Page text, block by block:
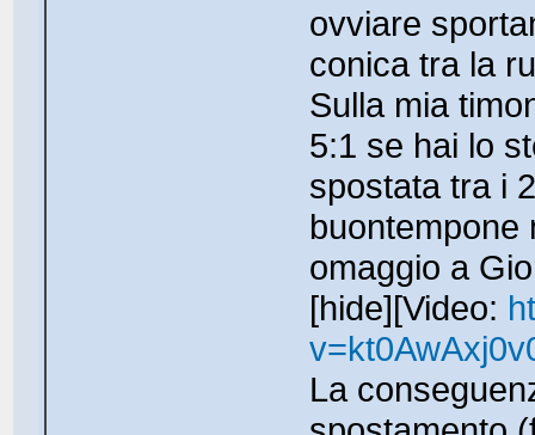
ovviare
conica tra la
Sulla mia
5:1 se hai lo
spostata tra i
buontempone
omaggio a
[hide][Video:
La